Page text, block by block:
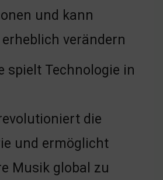
und kann
verändern
spielt Technologie in
die
und ermöglicht
Musik global zu